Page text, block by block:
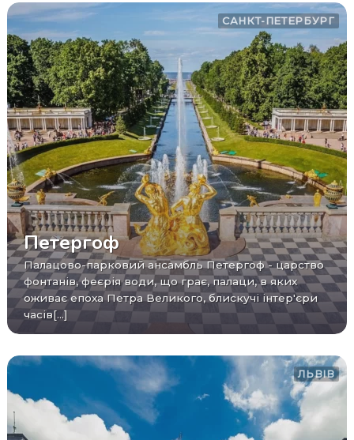
САНКТ-ПЕТЕРБУРГ
Петергоф
Палацово-парковий ансамбль Петергоф - царство
фонтанів, феєрія води, що грає, палаци, в яких
оживає епоха Петра Великого, блискучі інтер'єри
часів[...]
ЛЬВІВ